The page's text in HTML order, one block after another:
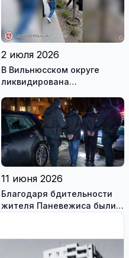
2 июля 2026
В Вильнюсском округе
ликвидирована
группа
11 июня 2026
Благодаря бдительности
жителя Паневежиса были
автомобилей